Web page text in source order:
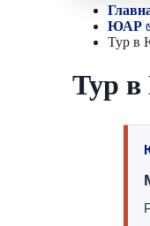
ЮАР
Тур в
Тур